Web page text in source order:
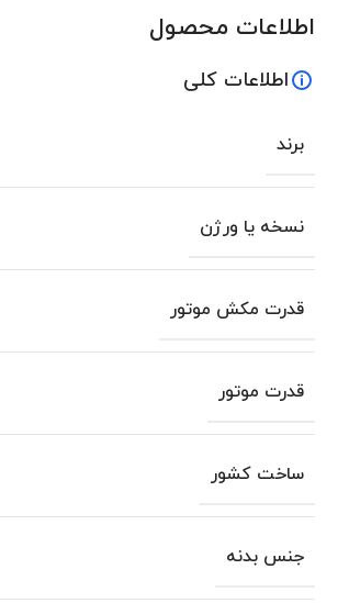
اطلاعات محصول
اطلاعات کلی
برند
نسخه یا ورژن
قدرت مکش موتور
قدرت موتور
ساخت کشور
جنس بدنه